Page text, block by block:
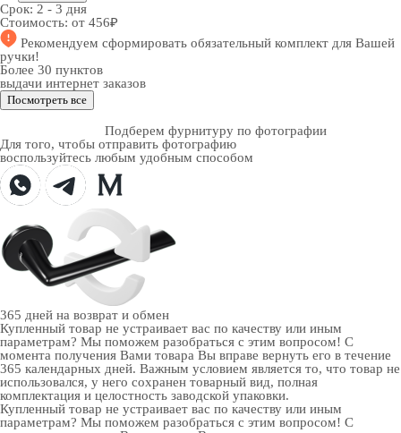
Срок: 2 - 3 дня
Стоимость: от 456₽
Рекомендуем сформировать обязательный комплект для Вашей
ручки!
Более 30 пунктов
выдачи интернет заказов
Посмотреть все
Подберем фурнитуру по фотографии
Для того, чтобы отправить фотографию
воспользуйтесь любым удобным способом
365 дней на возврат и обмен
Купленный товар не устраивает вас по качеству или иным
параметрам? Мы поможем разобраться с этим вопросом! С
момента получения Вами товара Вы вправе вернуть его в течение
365 календарных дней. Важным условием является то, что товар не
использовался, у него сохранен товарный вид, полная
комплектация и целостность заводской упаковки.
Купленный товар не устраивает вас по качеству или иным
параметрам? Мы поможем разобраться с этим вопросом! С